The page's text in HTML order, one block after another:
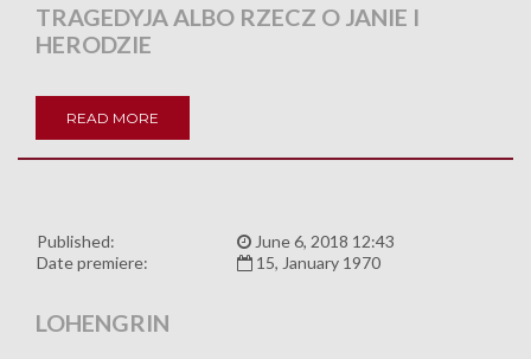
TRAGEDYJA ALBO RZECZ O JANIE I
HERODZIE
READ MORE
Published:
June 6, 2018 12:43
Date premiere:
15, January 1970
LOHENGRIN